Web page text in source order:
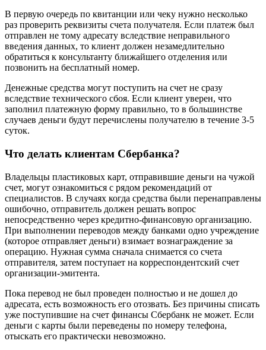
В первую очередь по квитанции или чеку нужно несколько
раз проверить реквизиты счета получателя. Если платеж был
отправлен не тому адресату вследствие неправильного
введения данных, то клиент должен незамедлительно
обратиться к консультанту ближайшего отделения или
позвонить на бесплатный номер.
Денежные средства могут поступить на счет не сразу
вследствие технического сбоя. Если клиент уверен, что
заполнил платежную форму правильно, то в большинстве
случаев деньги будут перечислены получателю в течение 3-5
суток.
Что делать клиентам Сбербанка?
Владельцы пластиковых карт, отправившие деньги на чужой
счет, могут ознакомиться с рядом рекомендаций от
специалистов. В случаях когда средства были перенаправлены
ошибочно, отправитель должен решать вопрос
непосредственно через кредитно-финансовую организацию.
При выполнении переводов между банками одно учреждение
(которое отправляет деньги) взимает вознаграждение за
операцию. Нужная сумма сначала снимается со счета
отправителя, затем поступает на корреспондентский счет
организации-эмитента.
Пока перевод не был проведен полностью и не дошел до
адресата, есть возможность его отозвать. Без причины списать
уже поступившие на счет финансы Сбербанк не может. Если
деньги с карты были переведены по номеру телефона,
отыскать его практически невозможно.